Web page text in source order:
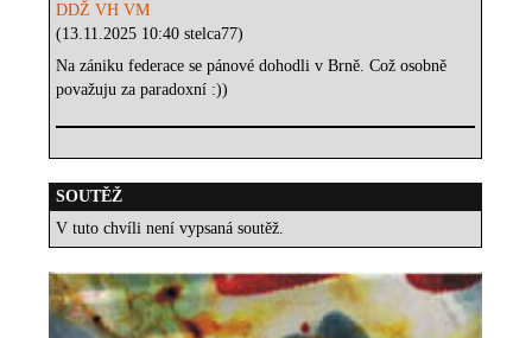
DDŽ VH VM
(13.11.2025 10:40 stelca77)
Na zániku federace se pánové dohodli v Brně. Což osobně
považuju za paradoxní :))
SOUTĚŽ
V tuto chvíli není vypsaná soutěž.